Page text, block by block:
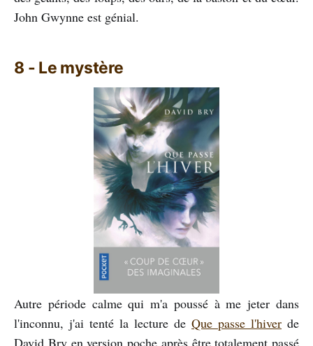
John Gwynne est génial.
8 - Le mystère
Autre période calme qui m'a poussé à me jeter dans
l'inconnu, j'ai tenté la lecture de Que passe l'hiver de
David Bry en version poche après être totalement passé